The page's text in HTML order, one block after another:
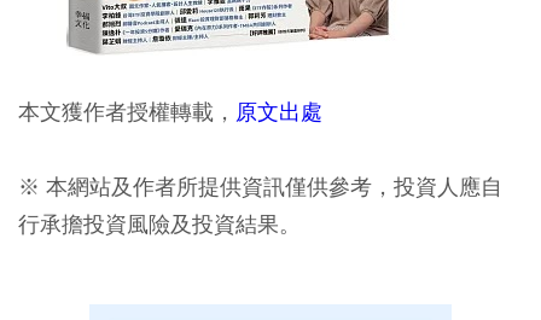
本文獲作者授權轉載， 原文出處
※ 本網站及作者所提供資訊僅供參考，投資人應自
行承擔投資風險及投資結果。